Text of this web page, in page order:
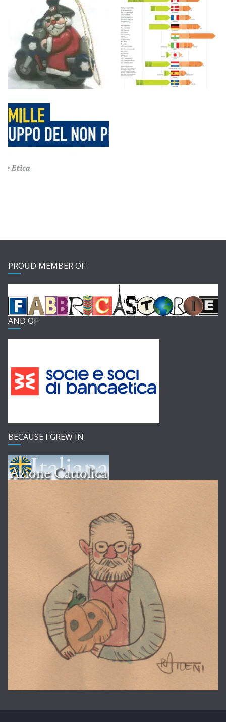
PROUD MEMBER OF
AND OF
BECAUSE I GREW IN